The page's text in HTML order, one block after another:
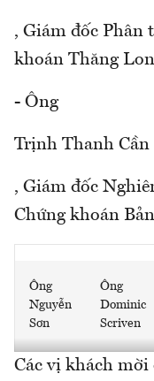
, Giám đốc Phân
khoán Thăng
- Ông
Trịnh Thanh Cần
, Giám đốc
Chứng khoán
Ông
Nguyễn
Sơn
Ông
Dominic
Scriven
Các vị khách mời